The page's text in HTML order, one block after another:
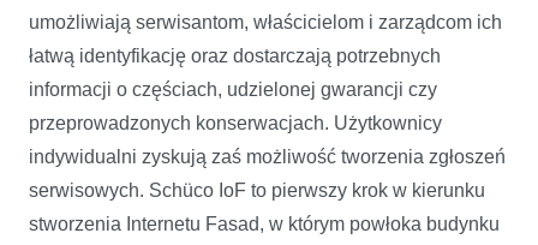
umożliwiają serwisantom, właścicielom i zarządcom ich
łatwą identyfikację oraz dostarczają potrzebnych
informacji o częściach, udzielonej gwarancji czy
przeprowadzonych konserwacjach. Użytkownicy
indywidualni zyskują zaś możliwość tworzenia zgłoszeń
serwisowych. Schüco IoF to pierwszy krok w kierunku
stworzenia Internetu Fasad, w którym powłoka budynku